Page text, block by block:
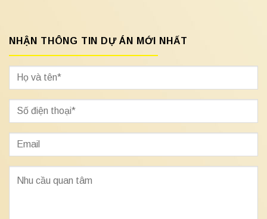
NHẬN THÔNG TIN DỰ ÁN MỚI NHẤT